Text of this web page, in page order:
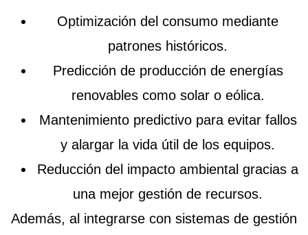
Optimización del consumo mediante
patrones históricos.
Predicción de producción de energías
renovables como solar o eólica.
Mantenimiento predictivopara evitar fallos
y alargar la vida útil de los equipos.
Reducción del impacto ambiental gracias a
una mejor gestión de recursos.
Además, al integrarse con sistemas de gestión